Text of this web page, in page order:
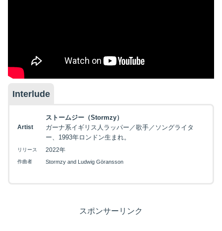
Interlude
Artist
ストームジー（Stormzy）
ガーナ系イギリス人ラッパー／歌手／ソングライタ
ー、1993年ロンドン生まれ。
リリース 2022年
作曲者 Stormzy and Ludwig Göransson
スポンサーリンク